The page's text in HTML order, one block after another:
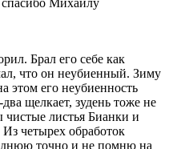
Михаилу
Брал его себе как
что он неубиенный. Зиму
этом его неубиенность
щелкает, зудень тоже не
чистые листья Бианки и
четырех обработок
точно и не помню на